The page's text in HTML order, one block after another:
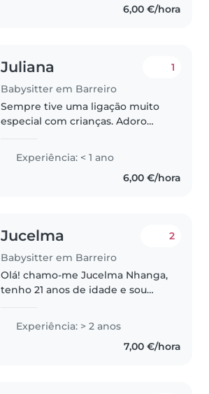
6,00 €/hora
Juliana
Babysitter em Barreiro
1
Sempre tive uma ligação muito
especial com crianças. Adoro
e tornar cada momento leve e
divertido, mas sempre com
responsabilidade e atenção. :)..
Experiência: < 1 ano
6,00 €/hora
Jucelma
Babysitter em Barreiro
2
Olá! chamo-me Jucelma Nhanga,
tenho 21 anos de idade e sou
Enfermagem(Técnico Médio).
Desde pequena sempre gostei
de crianças, e com a minha
Experiência: > 2 anos
7,00 €/hora